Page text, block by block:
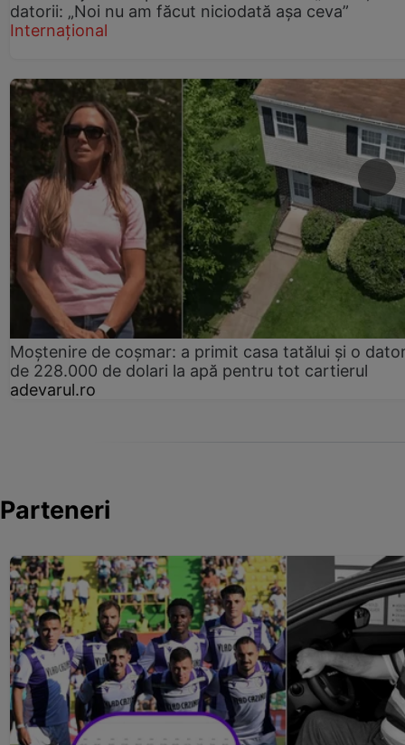
datorii: „Noi nu am făcut niciodată așa ceva”
Internațional
Moștenire de coșmar: a primit casa tatălui și o
de 228.000 de dolari la apă pentru tot cartierul
adevarul.ro
Parteneri